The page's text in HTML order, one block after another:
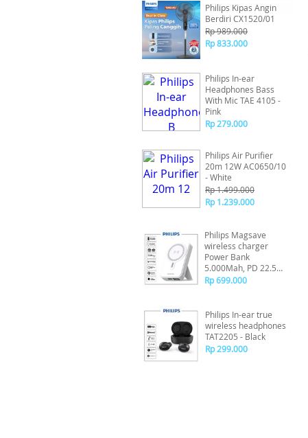
Philips Kipas Angin
Berdiri CX1520/01
Rp 989.000
Rp 833.000
Philips In-ear
Headphones Bass
With Mic TAE 4105 -
Pink
Rp 279.000
Philips Air Purifier
20m 12W AC0650/10
- White
Rp 1.499.000
Rp 1.239.000
Philips Magsave
wireless charger
Power Bank
5.000Mah, PD 22.5W
QC 18W, Wireless
Rp 699.000
Philips In-ear true
wireless headphones
TAT2205 - Black
Rp 299.000